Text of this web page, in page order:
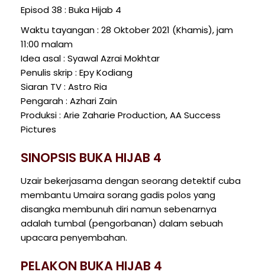
Episod 38 : Buka Hijab 4
Waktu tayangan : 28 Oktober 2021 (Khamis), jam
11:00 malam
Idea asal : Syawal Azrai Mokhtar
Penulis skrip : Epy Kodiang
Siaran TV : Astro Ria
Pengarah : Azhari Zain
Produksi : Arie Zaharie Production, AA Success
Pictures
SINOPSIS BUKA HIJAB 4
Uzair bekerjasama dengan seorang detektif cuba
membantu Umaira sorang gadis polos yang
disangka membunuh diri namun sebenarnya
adalah tumbal (pengorbanan) dalam sebuah
upacara penyembahan.
PELAKON BUKA HIJAB 4